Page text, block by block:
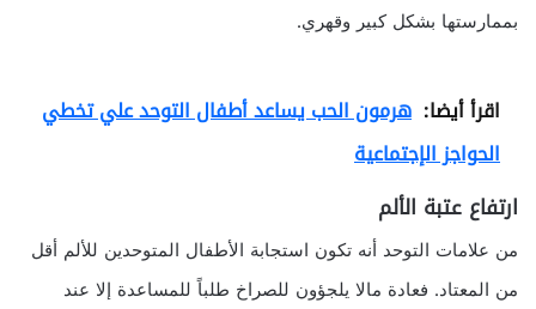
بممارستها بشكل كبير وقهري.
اقرأ أيضا: هرمون الحب يساعد أطفال التوحد علي تخطي
الحواجز الإجتماعية
ارتفاع عتبة الألم
من علامات التوحد أنه تكون استجابة الأطفال المتوحدين للألم أقل
من المعتاد. فعادة مالا يلجؤون للصراخ طلباً للمساعدة إلا عند